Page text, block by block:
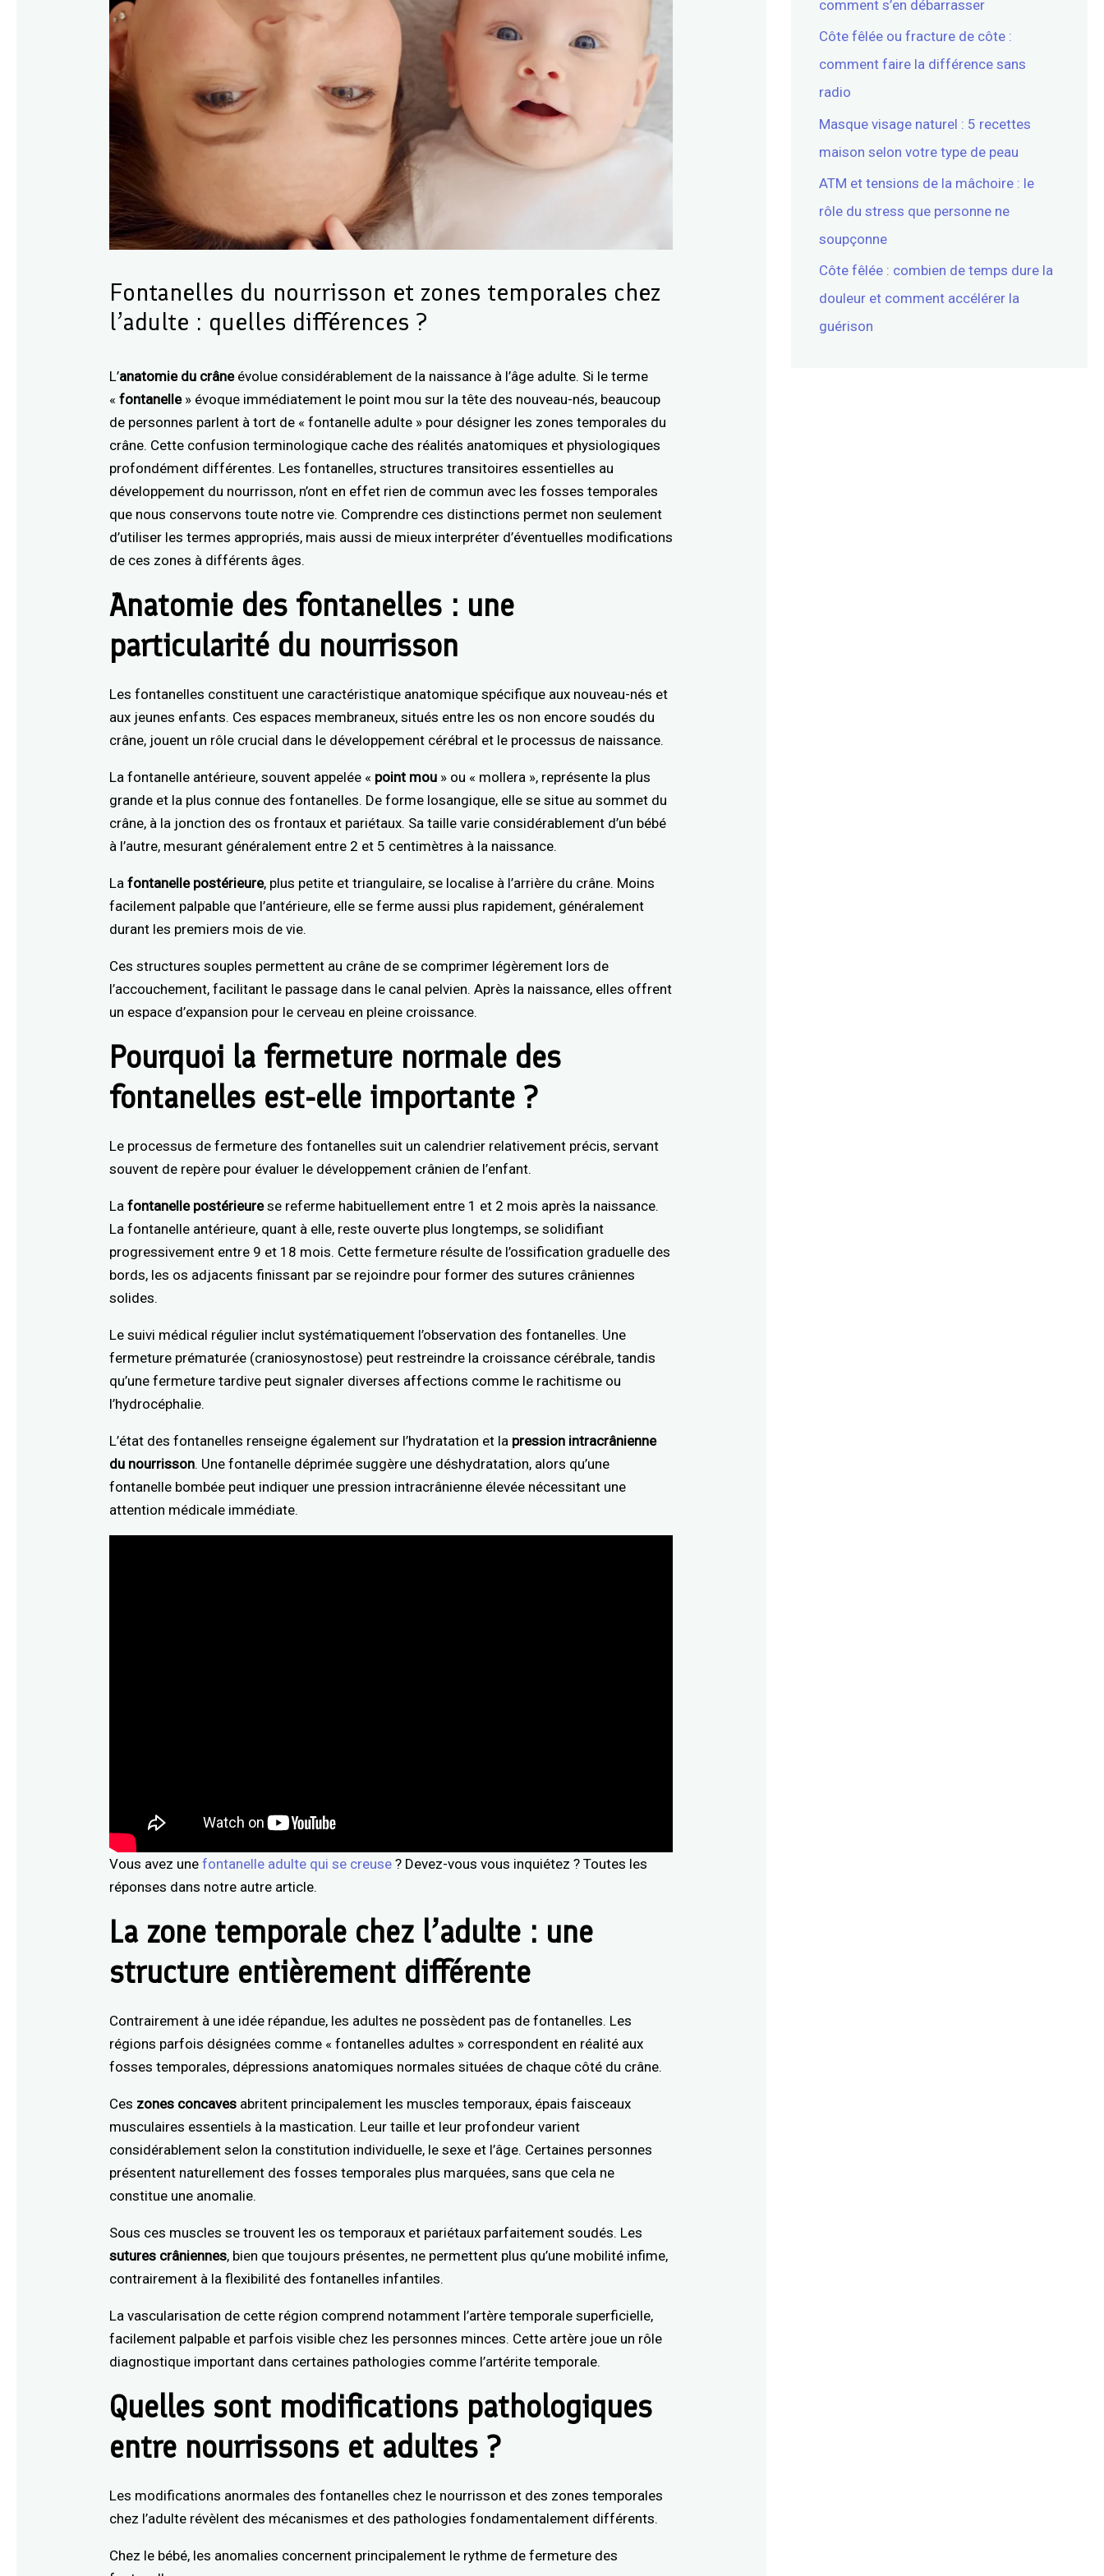
Fontanelles du nourrisson et zones temporales chez
l’adulte : quelles différences ?
L’anatomie du crâneévolue considérablement de la naissance à l’âge adulte. Si le terme
«fontanelle» évoque immédiatement le point mou sur la tête des nouveau-nés, beaucoup
de personnes parlent à tort de « fontanelle adulte » pour désigner les zones temporales du
crâne. Cette confusion terminologique cache des réalités anatomiques et physiologiques
profondément différentes. Les fontanelles, structures transitoires essentielles au
développement du nourrisson, n’ont en effet rien de commun avec les fosses temporales
que nous conservons toute notre vie. Comprendre ces distinctions permet non seulement
d’utiliser les termes appropriés, mais aussi de mieux interpréter d’éventuelles modifications
de ces zones à différents âges.
Anatomie des fontanelles : une
particularité du nourrisson
Les fontanelles constituent une caractéristique anatomique spécifique aux nouveau-nés et
aux jeunes enfants. Ces espaces membraneux, situés entre les os non encore soudés du
crâne, jouent un rôle crucial dans le développement cérébral et le processus de naissance.
La fontanelle antérieure, souvent appelée « point mou » ou « mollera », représente la plus
grande et la plus connue des fontanelles. De forme losangique, elle se situe au sommet du
crâne, à la jonction des os frontaux et pariétaux. Sa taille varie considérablement d’un bébé
à l’autre, mesurant généralement entre 2 et 5 centimètres à la naissance.
Lafontanelle postérieure, plus petite et triangulaire, se localise à l’arrière du crâne. Moins
facilement palpable que l’antérieure, elle se ferme aussi plus rapidement, généralement
durant les premiers mois de vie.
Ces structures souples permettent au crâne de se comprimer légèrement lors de
l’accouchement, facilitant le passage dans le canal pelvien. Après la naissance, elles offrent
un espace d’expansion pour le cerveau en pleine croissance.
Pourquoi la fermeture normale des
fontanelles est-elle importante ?
Le processus de fermeture des fontanelles suit un calendrier relativement précis, servant
souvent de repère pour évaluer le développement crânien de l’enfant.
Lafontanelle postérieurese referme habituellement entre 1 et 2 mois après la naissance.
La fontanelle antérieure, quant à elle, reste ouverte plus longtemps, se solidifiant
progressivement entre 9 et 18 mois. Cette fermeture résulte de l’ossification graduelle des
bords, les os adjacents finissant par se rejoindre pour former des sutures crâniennes
solides.
Le suivi médical régulier inclut systématiquement l’observation des fontanelles. Une
fermeture prématurée (craniosynostose) peut restreindre la croissance cérébrale, tandis
qu’une fermeture tardive peut signaler diverses affections comme le rachitisme ou
l’hydrocéphalie.
L’état des fontanelles renseigne également sur l’hydratation et la pression intracrânienne
du nourrisson. Une fontanelle déprimée suggère une déshydratation, alors qu’une
fontanelle bombée peut indiquer une pression intracrânienne élevée nécessitant une
attention médicale immédiate.
Vous avez unefontanelle adulte qui se creuse ? Devez-vous vous inquiétez ? Toutes les
réponses dans notre autre article.
La zone temporale chez l’adulte : une
structure entièrement différente
Contrairement à une idée répandue, les adultes ne possèdent pas de fontanelles. Les
régions parfois désignées comme « fontanelles adultes » correspondent en réalité aux
fosses temporales, dépressions anatomiques normales situées de chaque côté du crâne.
Ces zones concaves abritent principalement les muscles temporaux, épais faisceaux
musculaires essentiels à la mastication. Leur taille et leur profondeur varient
considérablement selon la constitution individuelle, le sexe et l’âge. Certaines personnes
présentent naturellement des fosses temporales plus marquées, sans que cela ne
constitue une anomalie.
Sous ces muscles se trouvent les os temporaux et pariétaux parfaitement soudés. Les
sutures crâniennes, bien que toujours présentes, ne permettent plus qu’une mobilité infime,
contrairement à la flexibilité des fontanelles infantiles.
La vascularisation de cette région comprend notamment l’artère temporale superficielle,
facilement palpable et parfois visible chez les personnes minces. Cette artère joue un rôle
diagnostique important dans certaines pathologies comme l’artérite temporale.
Quelles sont modifications pathologiques
entre nourrissons et adultes ?
Les modifications anormales des fontanelles chez le nourrisson et des zones temporales
chez l’adulte révèlent des mécanismes et des pathologies fondamentalement différents.
Chez le bébé, les anomalies concernent principalement le rythme de fermeture des
comment s’en débarrasser
Côte fêlée ou fracture de côte :
comment faire la différence sans
radio
Masque visage naturel : 5 recettes
maison selon votre type de peau
ATM et tensions de la mâchoire : le
rôle du stress que personne ne
soupçonne
Côte fêlée : combien de temps dure la
douleur et comment accélérer la
guérison